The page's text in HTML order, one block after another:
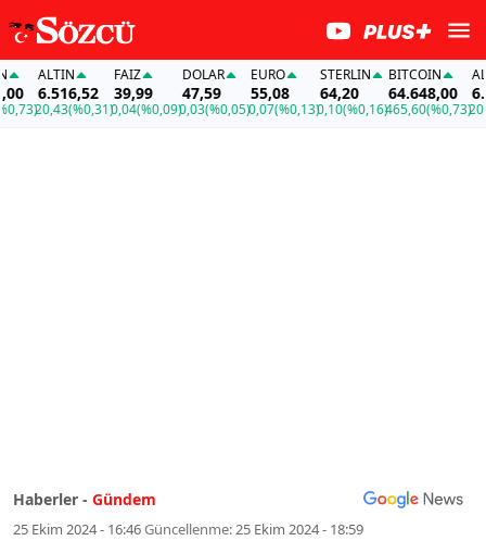
ALTIN
6.516,52
20,43(%0,31)
FAİZ
39,99
0,04(%0,09)
DOLAR
47,59
0,03(%0,05)
EURO
55,08
0,07(%0,13)
STERLIN
64,20
0,10(%0,16)
BITCOIN
64.648,00
465,60(%0,73)20,43
Haberler - Gündem
25 Ekim 2024 - 16:46Güncellenme:25 Ekim 2024 - 18:59